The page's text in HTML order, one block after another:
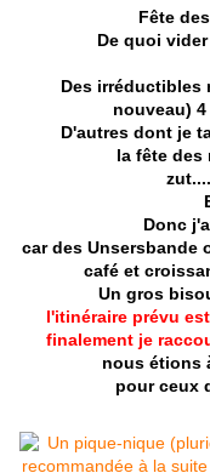
Fête
De quoi
Des irréductibles
nouveau) 4
D'autres dont je
la fête des
Donc
car des Unsersbande
café et
Un gros
l'itinéraire prévu
finalement je
nous étions
pour ceux